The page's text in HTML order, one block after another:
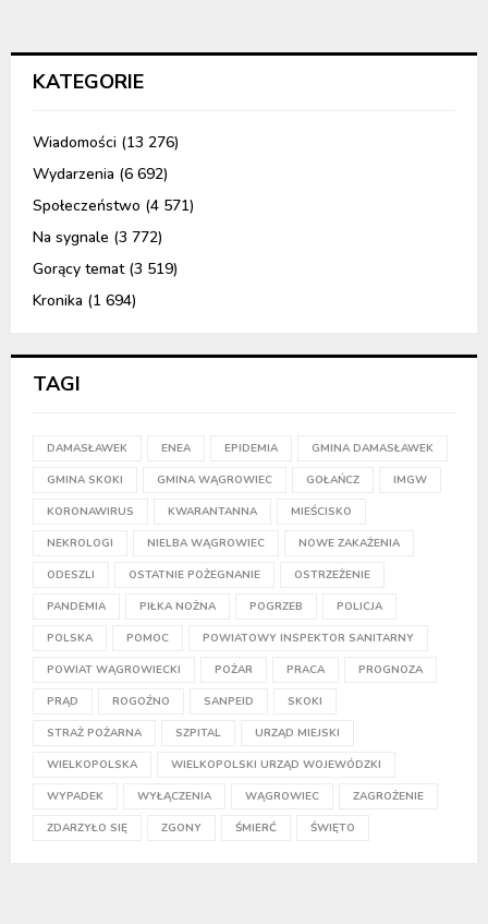
KATEGORIE
Wiadomości (13 276)
Wydarzenia (6 692)
Społeczeństwo (4 571)
Na sygnale (3 772)
Gorący temat(3 519)
Kronika (1 694)
TAGI
DAMASŁAWEK ENEA EPIDEMIA GMINA DAMASŁAWEK
GMINA SKOKI GMINA WĄGROWIEC GOŁAŃCZ IMGW
KORONAWIRUS KWARANTANNA MIEŚCISKO
NEKROLOGI NIELBA WĄGROWIEC NOWE ZAKAŻENIA
ODESZLI OSTATNIE POŻEGNANIE OSTRZEŻENIE
PANDEMIA PIŁKA NOŻNA POGRZEB POLICJA
POLSKA POMOC POWIATOWY INSPEKTOR SANITARNY
POWIAT WĄGROWIECKI POŻAR PRACA PROGNOZA
PRĄD ROGOŹNO SANPEID SKOKI
STRAŻ POŻARNA SZPITAL URZĄD MIEJSKI
WIELKOPOLSKA WIELKOPOLSKI URZĄD WOJEWÓDZKI
WYPADEK WYŁĄCZENIA WĄGROWIEC ZAGROŻENIE
ZDARZYŁO SIĘ ZGONY ŚMIERĆ ŚWIĘTO